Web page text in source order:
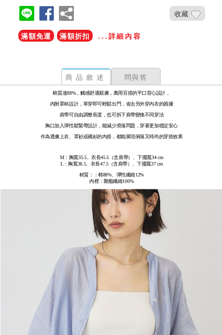
收藏
滿額免運 滿額折扣 ...詳細內容
商品敘述 問與答